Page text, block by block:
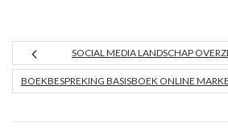
SOCIAL MEDIA LANDSCHAP
BOEKBESPREKING BASISBOEK ONLINE